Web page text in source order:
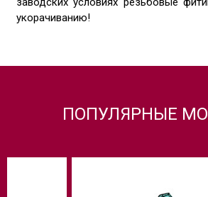
укорачиванию!
ПОПУЛЯРНЫЕ